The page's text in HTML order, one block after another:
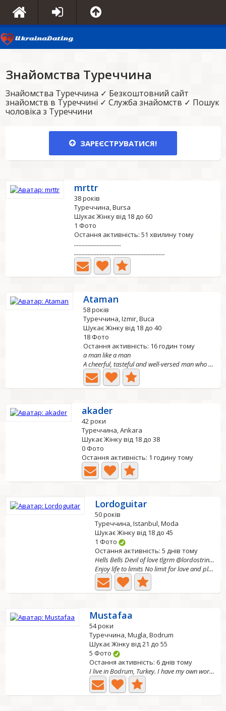
Знайомства Туреччина
Знайомства Туреччина ✓ Безкоштовний сайт
знайомств в Туреччині ✓ Служба знайомств ✓ Пошук
чоловіка з Туреччини
ЗАРЕЄСТРУВАТИСЯ!
mrttr
38 років
Туреччина, Bursa
Шукає Жінку від 18 до 60
1 Фото
Остання активність: 51 хвилину тому
...............................
............................................................
Ataman
58 років
Туреччина, Izmir, Buca
Шукає Жінку від 18 до 40
18 Фото
Остання активність: 16 годин тому
a man like a man
A cheerful, tasteful and well-versed man who knows the...
akader
42 роки
Туреччина, Ankara
Шукає Жінку від 18 до 38
0 Фото
Остання активність: 1 годину тому
Lordoguitar
50 років
Туреччина, Istanbul, Moda
Шукає Жінку від 18 до 45
1 Фото
Остання активність: 5 днів тому
Hells Bells Devil of love tlgrm @lordostrings
Enjoy life to limits No limit for love and pleasure...
Mustafaa
54 роки
Туреччина, Mugla, Bodrum
Шукає Жінку від 21 до 55
5 Фото
Остання активність: 6 днів тому
I live in Bodrum, Turkey. I have my own workplace. I...